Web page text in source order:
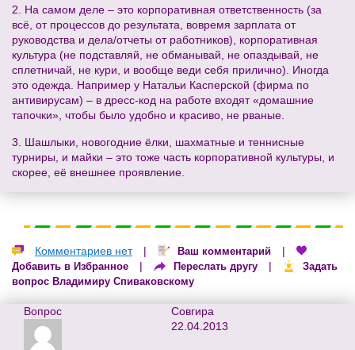
2. На самом деле – это корпоративная ответственность (за
всё, от процессов до результата, вовремя зарплата от
руководства и дела/отчеты от работников), корпоративная
культура (не подставляй, не обманывай, не опаздывай, не
сплетничай, не кури, и вообще веди себя прилично). Иногда
это одежда. Например у Натальи Касперской (фирма по
антивирусам) – в дресс-код на работе входят «домашние
тапочки», чтобы было удобно и красиво, не рваные.
3. Шашлыки, новогодние ёлки, шахматные и теннисные
турниры, и майки – это тоже часть корпоративной культуры, и
скорее, её внешнее проявление.
Комментариев нет | Ваш комментарий |
Добавить в Избранное | Переслать другу |
Задать
вопрос Владимиру Спиваковскому
Вопрос
Совгира
22.04.2013